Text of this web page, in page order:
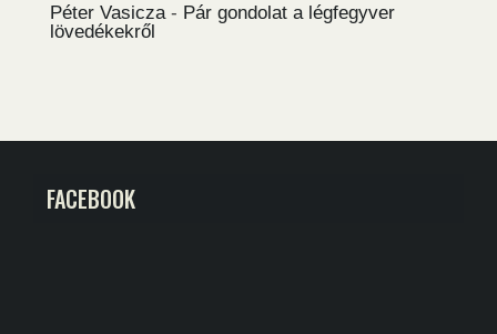
Péter Vasicza - Pár gondolat a légfegyver
lövedékekről
FACEBOOK